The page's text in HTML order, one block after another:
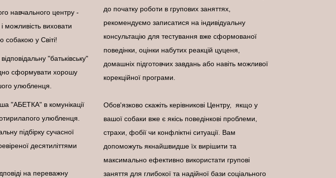
навчального центру -
можливість виховати
у Світі!
"батьківську"
сформувати хорошу
улюбленця.
"АБЕТКА" в комунікації
улюбленця.
підбірку сучасної
десятиліттями
на переважну
до початку роботи в групових заняттях,
рекомендуємо записатися на індивідуальну
консультацію для тестування вже сформованої
поведінки, оцінки набутих реакцій цуценя,
домашніх підготовчих завдань або навіть можливої
корекційної програми.
Обов'язково скажіть керівникові Центру, якщо у
вашої собаки вже є якісь поведінкові проблеми,
страхи, фобії чи конфліктні ситуації. Вам
допоможуть якнайшвидше їх вирішити та
максимально ефективно використати групові
заняття для глибокої та надійної бази соціального